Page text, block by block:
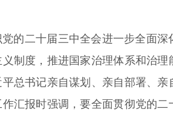
的二十届三中全会进一步全面
制度，推进国家治理体系和治
总书记亲自谋划、亲自部署、
汇报时强调，要全面贯彻党的